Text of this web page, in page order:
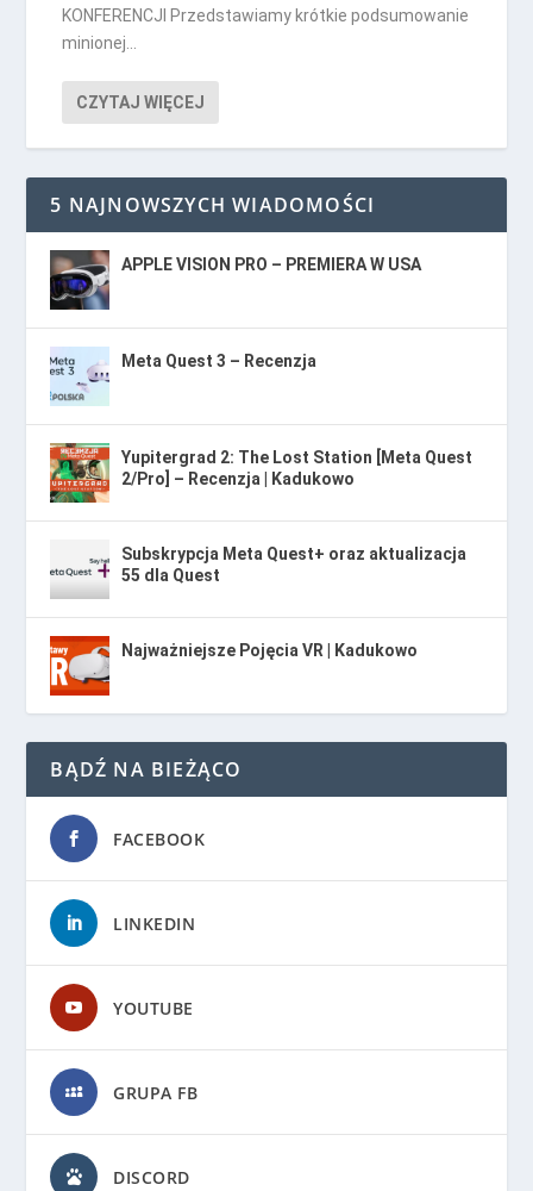
KONFERENCJI Przedstawiamy krótkie podsumowanie
minionej...
CZYTAJ WIĘCEJ
5 NAJNOWSZYCH WIADOMOŚCI
APPLE VISION PRO – PREMIERA W USA
Meta Quest 3 – Recenzja
Yupitergrad 2: The Lost Station [Meta Quest
2/Pro] – Recenzja | Kadukowo
Subskrypcja Meta Quest+ oraz aktualizacja
55 dla Quest
Najważniejsze Pojęcia VR | Kadukowo
BĄDŹ NA BIEŻĄCO
FACEBOOK
LINKEDIN
YOUTUBE
GRUPA FB
DISCORD